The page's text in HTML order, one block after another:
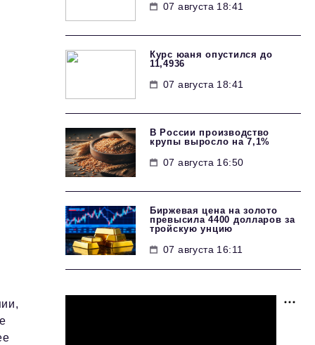
07 августа 18:41
Курс юаня опустился до
11,4936
07 августа 18:41
В России производство
крупы выросло на 7,1%
07 августа 16:50
Биржевая цена на золото
превысила 4400 долларов за
тройскую унцию
07 августа 16:11